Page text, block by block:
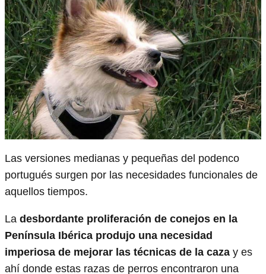
Las versiones medianas y pequeñas del podenco
portugués surgen por las necesidades funcionales de
aquellos tiempos.
La desbordante proliferación de conejos en la
Península Ibérica produjo una necesidad
imperiosa de mejorar las técnicas de la caza y es
ahí donde estas razas de perros encontraron una